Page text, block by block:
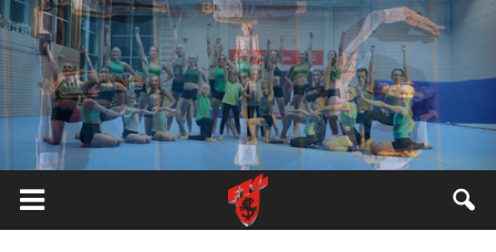
FTG